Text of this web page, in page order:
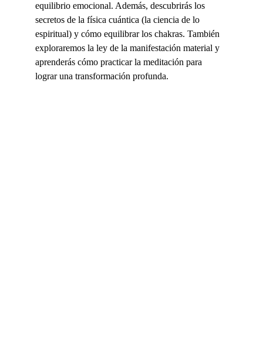
equilibrio emocional. Además, descubrirás los
secretos de la física cuántica (la ciencia de lo
espiritual) y cómo equilibrar los chakras. También
exploraremos la ley de la manifestación material y
aprenderás cómo practicar la meditación para
lograr una transformación profunda.